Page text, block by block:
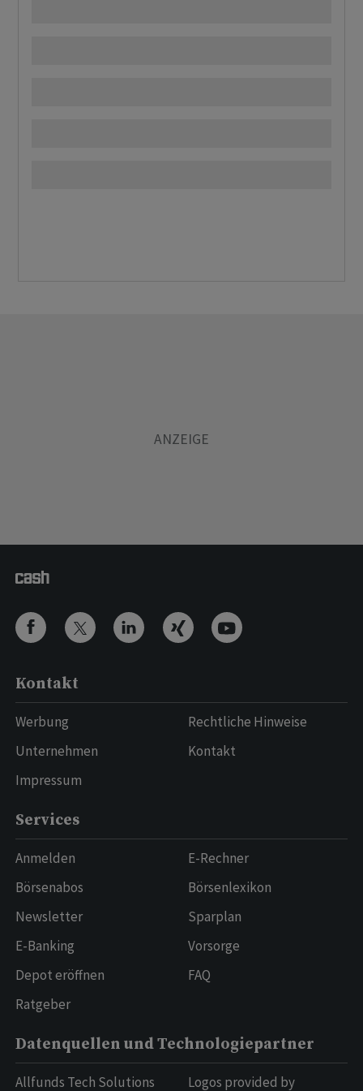
Kontakt
Werbung
Unternehmen
Impressum
Rechtliche Hinweise
Kontakt
Services
Anmelden
Börsenabos
Newsletter
E-Banking
Depot eröffnen
Ratgeber
E-Rechner
Börsenlexikon
Sparplan
Vorsorge
FAQ
Datenquellen und Technologiepartner
Allfunds Tech Solutions
Logos provided by